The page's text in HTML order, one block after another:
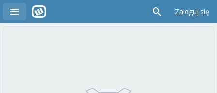
Zaloguj się